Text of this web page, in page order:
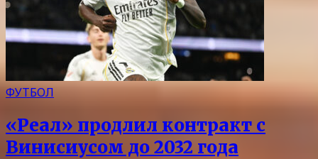
ФУТБОЛ
«Реал» продлил контракт с
Винисиусом до 2032 года